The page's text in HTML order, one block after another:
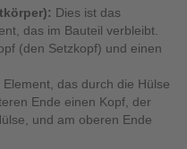
Dies ist das
das im Bauteil verbleibt.
(den Setzkopf) und einen
Element, das durch die Hülse
Ende einen Kopf, der
und am oberen Ende